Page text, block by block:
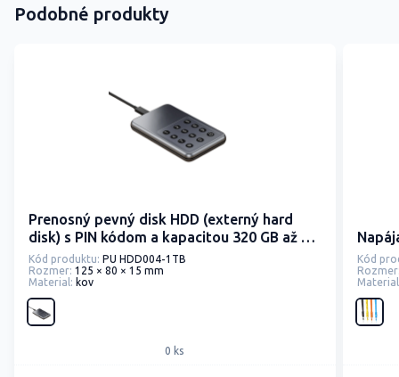
Podobné produkty
Prenosný pevný disk HDD (externý hard
disk) s PIN kódom a kapacitou 320 GB až 2
TB
Kód produktu: PU HDD004-1TB
Rozmer: 125 × 80 × 15 mm
Material: kov
0 ks
Kód